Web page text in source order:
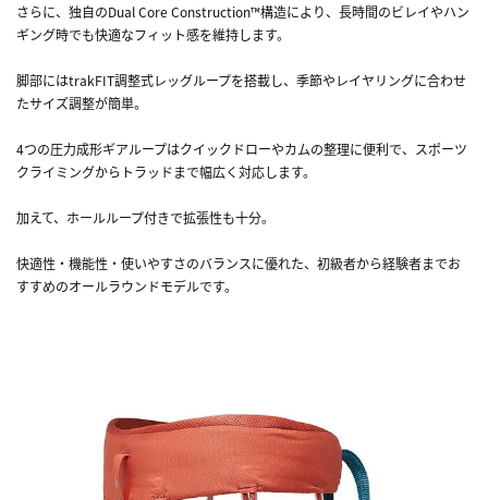
さらに、独自のDual Core Construction™構造により、長時間のビレイやハン
ギング時でも快適なフィット感を維持します。
脚部にはtrakFIT調整式レッグループを搭載し、季節やレイヤリングに合わせ
たサイズ調整が簡単。
4つの圧力成形ギアループはクイックドローやカムの整理に便利で、スポーツ
クライミングからトラッドまで幅広く対応します。
加えて、ホールループ付きで拡張性も十分。
快適性・機能性・使いやすさのバランスに優れた、初級者から経験者までお
すすめのオールラウンドモデルです。